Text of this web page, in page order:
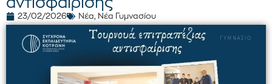
23/02/2026 Νέα, Νέα Γυμνασίου